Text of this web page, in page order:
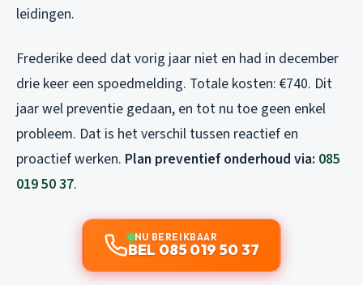
leidingen.
Frederike deed dat vorig jaar niet en had in december
drie keer een spoedmelding. Totale kosten: €740. Dit
jaar wel preventie gedaan, en tot nu toe geen enkel
probleem. Dat is het verschil tussen reactief en
proactief werken. Plan preventief onderhoud via: 085
019 50 37.
NU BEREIKBAAR
BEL 085 019 50 37